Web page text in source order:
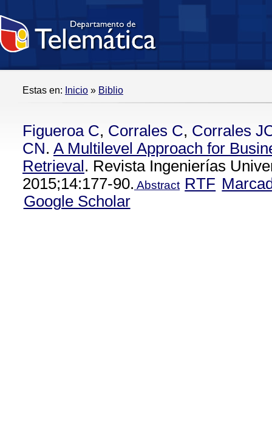
Estas en: Inicio » Biblio
Figueroa C, Corrales C, Corrales
CN. A Multilevel Approach for
Retrieval . Revista Ingenierías
2015;14:177-90. Abstract RTF
Google Scholar